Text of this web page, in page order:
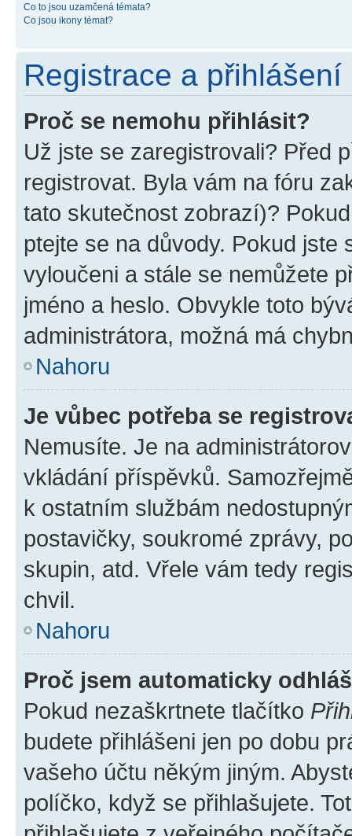
Co to jsou uzamčená témata?
Co jsou ikony témat?
Registrace a přihlášení
Proč se nemohu přihlásit?
Už jste se zaregistrovali? Před
registrovat. Byla vám na fóru
tato skutečnost zobrazí)?
ptejte se na důvody. Pokud jste
vyloučeni a stále se nemůžete
jméno a heslo. Obvykle toto
administrátora, možná má
Nahoru
Je vůbec potřeba se
Nemusíte. Je na
vkládání příspěvků.
k ostatním službám
postavičky, soukromé zprávy,
skupin, atd. Vřele vám tedy
chvil.
Nahoru
Proč jsem automaticky
Pokud nezaškrtnete tlačítko
budete přihlášeni jen po dobu
vašeho účtu někým jiným.
políčko, když se přihlašujete.